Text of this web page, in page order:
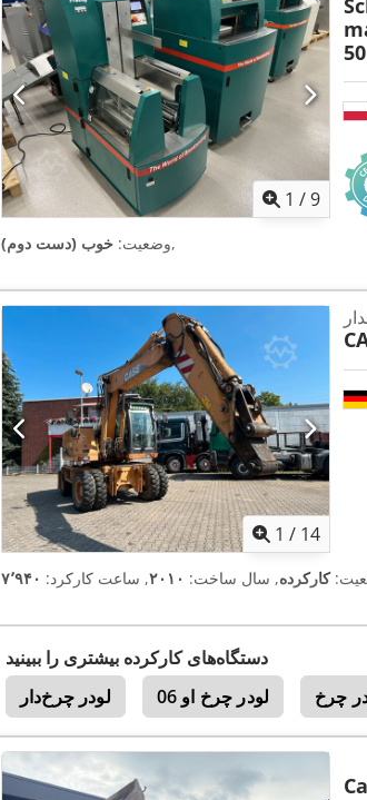
1 /9
وضعیت: خوب (دست دوم) ,
1 / 14
کارکرده, سال ساخت: ۲۰۱۰, ساعت کارکرد:
دستگاه‌های کارکرده بیشتری را ببینید
لودر چرخ‌دار
لودر چرخ او 06